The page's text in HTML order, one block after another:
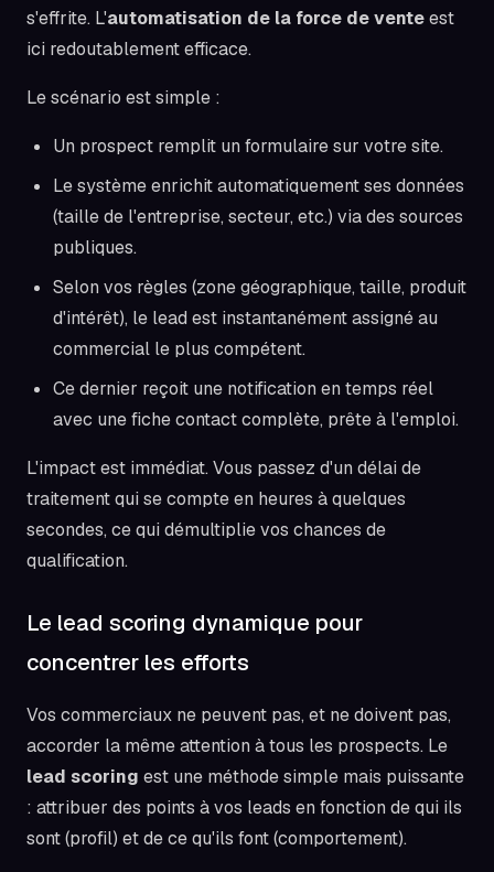
s'effrite. L'automatisation de la force de venteest
ici redoutablement efficace.
Le scénario est simple :
Un prospect remplit un formulaire sur votre site.
Le système enrichit automatiquement ses données
(taille de l'entreprise, secteur, etc.) via des sources
publiques.
Selon vos règles (zone géographique, taille, produit
d'intérêt), le lead est instantanément assigné au
commercial le plus compétent.
Ce dernier reçoit une notification en temps réel
avec une fiche contact complète, prête à l'emploi.
L'impact est immédiat. Vous passez d'un délai de
traitement qui se compte en heures à quelques
secondes, ce qui démultiplie vos chances de
qualification.
Le lead scoring dynamique pour
concentrer les efforts
Vos commerciaux ne peuvent pas, et ne doivent pas,
accorder la même attention à tous les prospects. Le
lead scoring est une méthode simple mais puissante
: attribuer des points à vos leads en fonction de qui ils
sont (profil) et de ce qu'ils font (comportement).